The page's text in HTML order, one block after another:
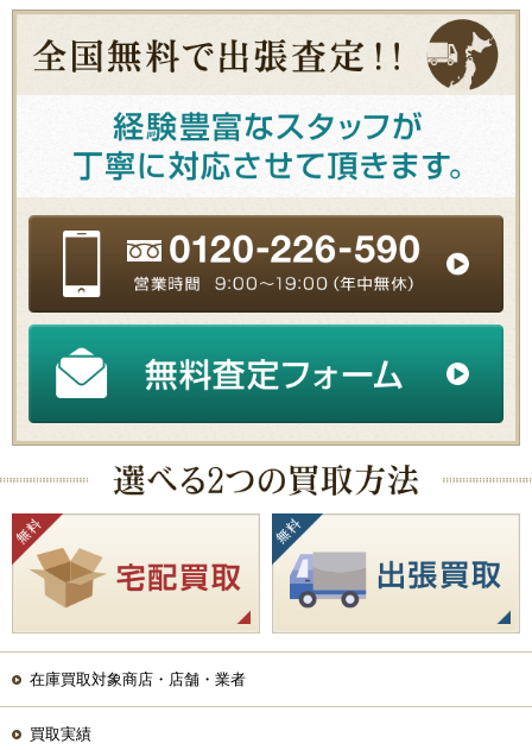
在庫買取対象商店・店舗・業者
買取実績